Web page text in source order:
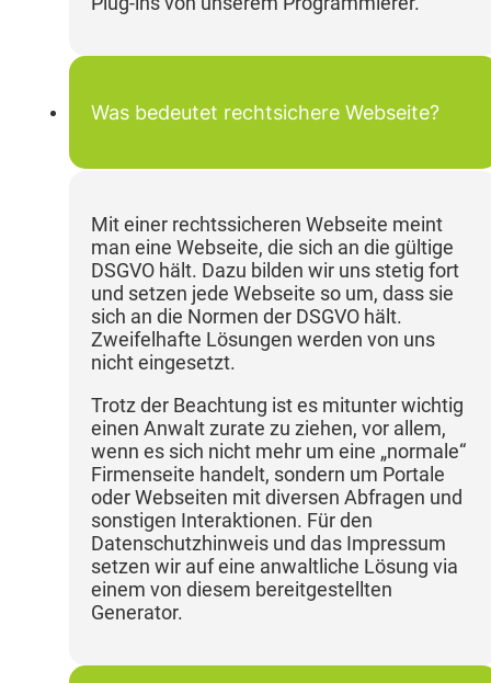
Was bedeutet rechtsichere Webseite?
Mit einer rechtssicheren Webseite meint
man eine Webseite, die sich an die gültige
DSGVO hält. Dazu bilden wir uns stetig fort
und setzen jede Webseite so um, dass sie
sich an die Normen der DSGVO hält.
Zweifelhafte Lösungen werden von uns
nicht eingesetzt.
Trotz der Beachtung ist es mitunter wichtig
einen Anwalt zurate zu ziehen, vor allem,
wenn es sich nicht mehr um eine „normale“
Firmenseite handelt, sondern um Portale
oder Webseiten mit diversen Abfragen und
sonstigen Interaktionen. Für den
Datenschutzhinweis und das Impressum
setzen wir auf eine anwaltliche Lösung via
einem von diesem bereitgestellten
Generator.